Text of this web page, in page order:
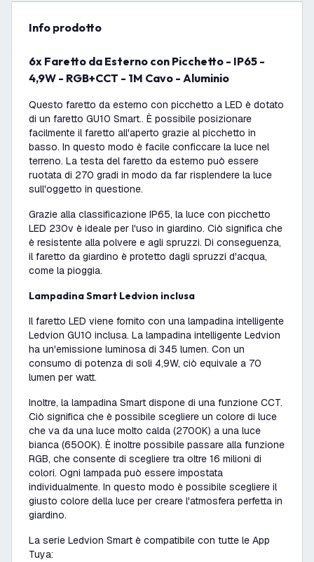
info prodotto
6x Faretto da Esterno con Picchetto - IP65 -
4,9W - RGB+CCT - 1M Cavo - Aluminio
Questo faretto da esterno con picchetto a LED è dotato
di un faretto GU10 Smart.. È possibile posizionare
facilmente il faretto all'aperto grazie al picchetto in
basso. In questo modo è facile conficcare la luce nel
terreno. La testa del faretto da esterno può essere
ruotata di 270 gradi in modo da far risplendere la luce
sull'oggetto in questione.
Grazie alla classificazione IP65, la luce con picchetto
LED 230v è ideale per l'uso in giardino. Ciò significa che
è resistente alla polvere e agli spruzzi. Di conseguenza,
il faretto da giardino è protetto dagli spruzzi d'acqua,
come la pioggia.
Lampadina Smart Ledvion inclusa
Il faretto LED viene fornito con una lampadina intelligente
Ledvion GU10 inclusa. La lampadina intelligente Ledvion
ha un'emissione luminosa di 345 lumen. Con un
consumo di potenza di soli 4,9W, ciò equivale a 70
lumen per watt.
Inoltre, la lampadina Smart dispone di una funzione CCT.
Ciò significa che è possibile scegliere un colore di luce
che va da una luce molto calda (2700K) a una luce
bianca (6500K). È inoltre possibile passare alla funzione
RGB, che consente di scegliere tra oltre 16 milioni di
colori. Ogni lampada può essere impostata
individualmente. In questo modo è possibile scegliere il
giusto colore della luce per creare l'atmosfera perfetta in
giardino.
La serie Ledvion Smart è compatibile con tutte le App
Tuya: